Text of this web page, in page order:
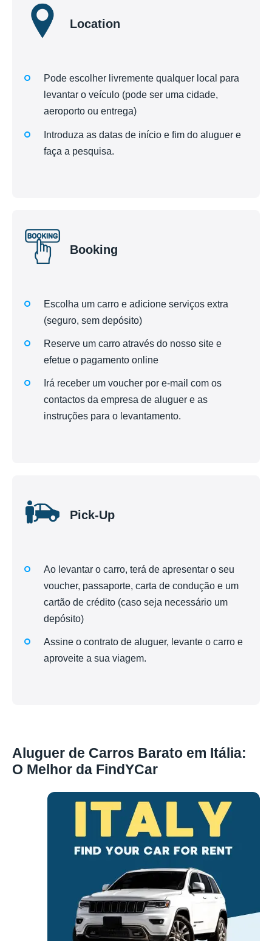
Location
Pode escolher livremente qualquer local para
levantar o veículo (pode ser uma cidade,
aeroporto ou entrega)
Introduza as datas de início e fim do aluguer e
faça a pesquisa.
Booking
Escolha um carro e adicione serviços extra
(seguro, sem depósito)
Reserve um carro através do nosso site e
efetue o pagamento online
Irá receber um voucher por e-mail com os
contactos da empresa de aluguer e as
instruções para o levantamento.
Pick-Up
Ao levantar o carro, terá de apresentar o seu
voucher, passaporte, carta de condução e um
cartão de crédito (caso seja necessário um
depósito)
Assine o contrato de aluguer, levante o carro e
aproveite a sua viagem.
Aluguer de Carros Barato em Itália:
O Melhor da FindYCar